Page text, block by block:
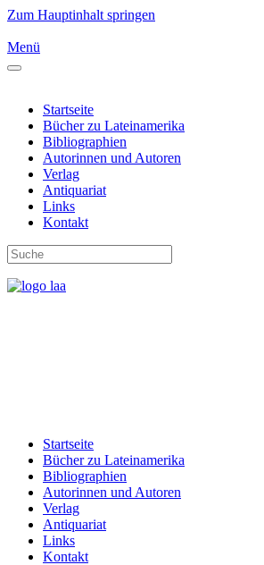
Zum Hauptinhalt springen
Menü
Startseite
Bücher zu Lateinamerika
Bibliographien
Autorinnen und Autoren
Verlag
Antiquariat
Links
Kontakt
Startseite
Bücher zu Lateinamerika
Bibliographien
Autorinnen und Autoren
Verlag
Antiquariat
Links
Kontakt